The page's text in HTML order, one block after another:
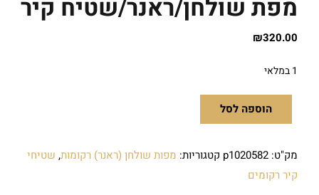
מפת שולחן/ראנר/שטיח קיר
₪320.00
1 במלאי
הוספה לסל
מק"ט: p1020582 קטגוריות: מפות שולחן (ראנר) רקומות, שטיחי
קיר רקומים